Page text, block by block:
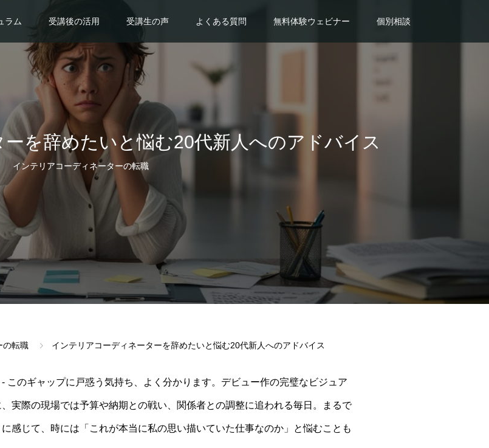
ラム 受講後の活用 受講生の声 よくある質問 無料体験ウェビナー 個別相談
を辞めたいと悩む20代新人へのアドバイス
インテリアコーディネーターの転職
の転職 インテリアコーディネーターを辞めたいと悩む20代新人へのアドバイス
このギャップに戸惑う気持ち、よく分かります。デビュー作の完璧なビジュア
実際の現場では予算や納期との戦い、関係者との調整に追われる毎日。まるで
感じて、時には「これが本当に私の思い描いていた仕事なのか」と悩むことも